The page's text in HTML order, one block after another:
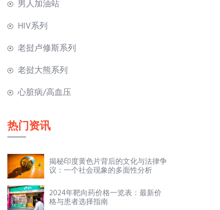
男人加油站
HIV系列
老挝卢修斯系列
老挝大熊系列
心脏病/高血压
热门资讯
揭秘印度黄色片背后的文化与法律争
议：一个社会现象的多面性分析
2024年靶向药价格一览表：最新价
格与患者选择指南